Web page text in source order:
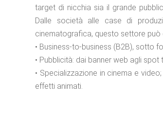
target di nicchia sia il grande
Dalle società alle case di
cinematografica, questo settore può
• Business-to-business (B2B), sotto
• Pubblicità: dai banner web agli spot
• Specializzazione in cinema e
effetti animati.